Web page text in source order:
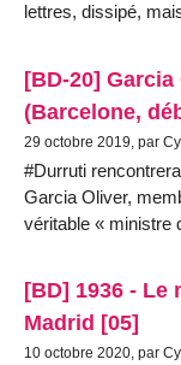
lettres, dissipé,
[BD-20] Garcia
(Barcelone,
29 octobre 2019, par
#Durruti
Garcia Oliver,
véritable « ministre
[BD] 1936 - Le
Madrid [05]
10 octobre 2020, par